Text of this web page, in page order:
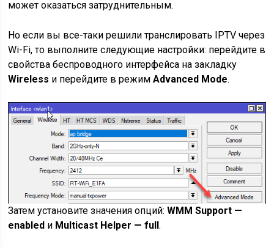
может оказаться затруднительным.
Но если вы все-таки решили транслировать IPTV через
Wi-Fi, то выполните следующие настройки: перейдите в
свойства беспроводного интерфейса на закладку
Wireless и перейдите в режимAdvanced Mode.
Затем установите значения опций:WMM Support —
enabled и Multicast Helper — full.